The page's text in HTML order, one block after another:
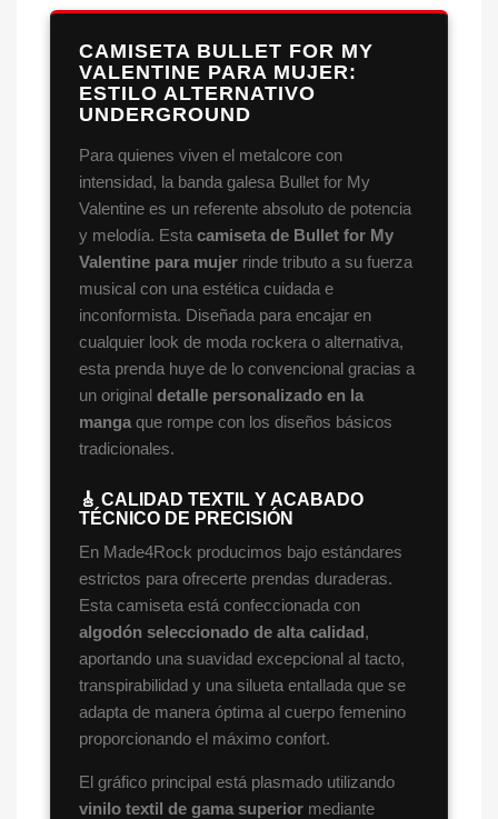
CAMISETA BULLET FOR MY
VALENTINE PARA MUJER:
ESTILO ALTERNATIVO
UNDERGROUND
Para quienes viven el metalcore con
intensidad, la banda galesa Bullet for My
Valentine es un referente absoluto de potencia
y melodía. Esta camiseta de Bullet for My
Valentine para mujer rinde tributo a su fuerza
musical con una estética cuidada e
inconformista. Diseñada para encajar en
cualquier look de moda rockera o alternativa,
esta prenda huye de lo convencional gracias a
un original detalle personalizado en la
manga que rompe con los diseños básicos
tradicionales.
🎸 CALIDAD TEXTIL Y ACABADO
TÉCNICO DE PRECISIÓN
En Made4Rock producimos bajo estándares
estrictos para ofrecerte prendas duraderas.
Esta camiseta está confeccionada con
algodón seleccionado de alta calidad,
aportando una suavidad excepcional al tacto,
transpirabilidad y una silueta entallada que se
adapta de manera óptima al cuerpo femenino
proporcionando el máximo confort.
El gráfico principal está plasmado utilizando
vinilo textil de gama superior mediante